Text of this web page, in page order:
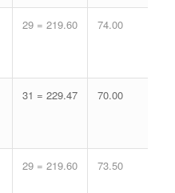
29 = 219.60 74.00
31 = 229.47 70.00
29 = 219.60 73.50